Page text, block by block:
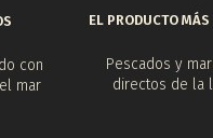
con
mar
EL PRODUCTO MÁS
Pescados y
directos de la